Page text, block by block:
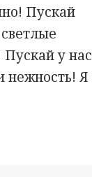
Пускай
Пускай у нас
нежность! Я